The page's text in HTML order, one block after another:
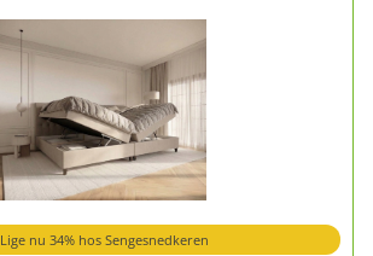
Lige nu 34% hos Sengesnedkeren